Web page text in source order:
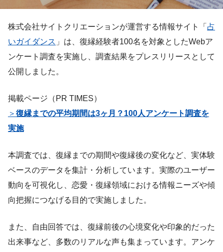
株式会社サイトクリエーションが運営する情報サイト「 占
いガイダンス 」は、復縁経験者100名を対象としたWebア
ンケート調査を実施し、調査結果をプレスリリースとして
公開しました。
掲載ページ（PR TIMES）
＞ 復縁までの平均期間は3ヶ月？100人アンケート調査を
実施
本調査では、復縁までの期間や復縁後の変化など、実体験
ベースのデータを集計・分析しています。実際のユーザー
動向を可視化し、恋愛・復縁領域における情報ニーズや傾
向把握につなげる目的で実施しました。
また、自由回答では、復縁前後の心境変化や印象的だった
出来事など、多数のリアルな声も集まっています。アンケ